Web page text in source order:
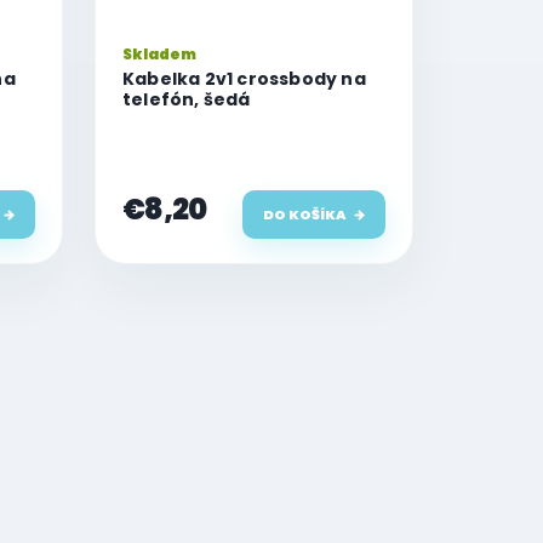
Kabelka 2v1 crossbody na
telefón, šedá
Skladem
€8,20 DO KOŠÍKA